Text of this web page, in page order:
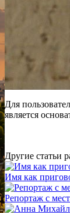
Для
является
Другие статьи
Имя как
Репортаж с